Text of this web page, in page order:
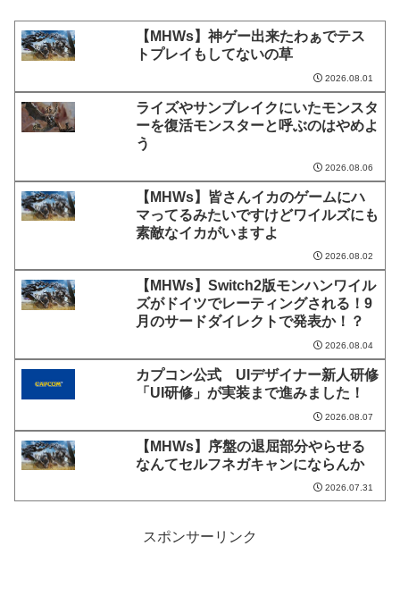
【MHWs】神ゲー出来たわぁでテス
トプレイもしてないの草
2026.08.01
ライズやサンブレイクにいたモンスタ
ーを復活モンスターと呼ぶのはやめよ
う
2026.08.06
【MHWs】皆さんイカのゲームにハ
マってるみたいですけどワイルズにも
素敵なイカがいますよ
2026.08.02
【MHWs】Switch2版モンハンワイル
ズがドイツでレーティングされる！9
月のサードダイレクトで発表か！？
2026.08.04
カプコン公式 UIデザイナー新人研修
「UI研修」が実装まで進みました！
2026.08.07
【MHWs】序盤の退屈部分やらせる
なんてセルフネガキャンにならんか
2026.07.31
スポンサーリンク